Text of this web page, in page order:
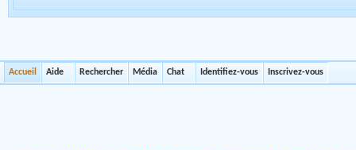
Accueil Aide Rechercher Média Chat Identifiez-vous Inscrivez-vous